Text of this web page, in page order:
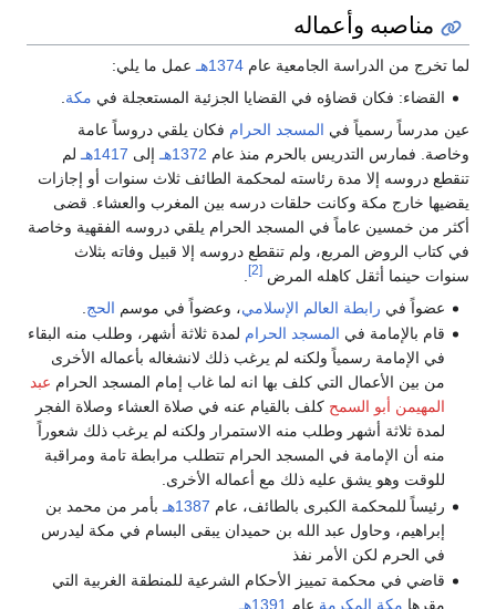
مناصبه وأعماله
لما تخرج من الدراسة الجامعية عام 1374هـ
عمل ما يلي:
القضاء: فكان قضاؤه في القضايا الجزئية المستعجلة في مكة
عين مدرساً رسمياً في المسجد الحرام فكان يلقي دروساً عامة
وخاصة. فمارس التدريس بالحرم منذ عام 1372هـ إلى 1417هـ
لم
تنقطع دروسه إلا مدة رئاسته لمحكمة الطائف ثلاث سنوات أو إجازات
يقضيها خارج مكة وكانت حلقات درسه بين المغرب والعشاء. قضى
أكثر من خمسين عاماً في المسجد الحرام يلقي دروسه الفقهية وخاصة
في كتاب الروض المربع، ولم تنقطع دروسه إلا قبيل وفاته بثلاث
سنوات حينما أثقل كاهله المرض [2]
عضواً في رابطة العالم الإسلامي، وعضواً في موسم الحج
قام بالإمامة في المسجد الحرام لمدة ثلاثة أشهر، وطلب منه البقاء
في الإمامة رسمياً ولكنه لم يرغب ذلك لانشغاله بأعماله الأخرى
من بين الأعمال التي كلف بها انه لما غاب إمام المسجد الحرام عبد
المهيمن أبو السمح كلف بالقيام عنه في صلاة العشاء وصلاة الفجر
لمدة ثلاثة أشهر وطلب منه الاستمرار ولكنه لم يرغب ذلك شعوراً
منه أن الإمامة في المسجد الحرام تتطلب مرابطة تامة ومراقبة
للوقت وهو يشق عليه ذلك مع أعماله الأخرى.
رئيساً للمحكمة الكبرى بالطائف، عام 1387هـ
بأمر من محمد بن
إبراهيم، وحاول عبد الله بن حميدان يبقى البسام في مكة ليدرس
في الحرم لكن الأمر نفذ
قاضي في محكمة تمييز الأحكام الشرعية للمنطقة الغربية التي
مقرها مكة المكرمة عام 1391هـ